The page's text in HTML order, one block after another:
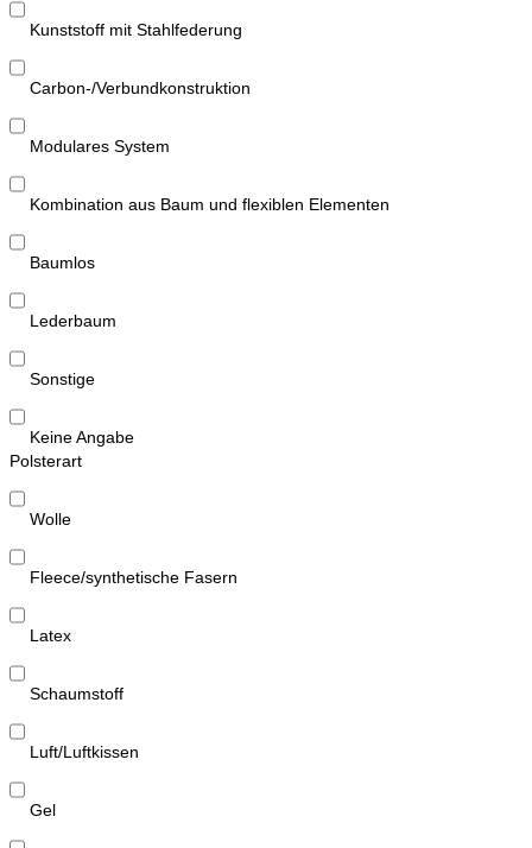
Kunststoff mit Stahlfederung
Carbon-/Verbundkonstruktion
Modulares System
Kombination aus Baum und flexiblen Elementen
Baumlos
Lederbaum
Sonstige
Keine Angabe
Polsterart
Wolle
Fleece/synthetische Fasern
Latex
Schaumstoff
Luft/Luftkissen
Gel